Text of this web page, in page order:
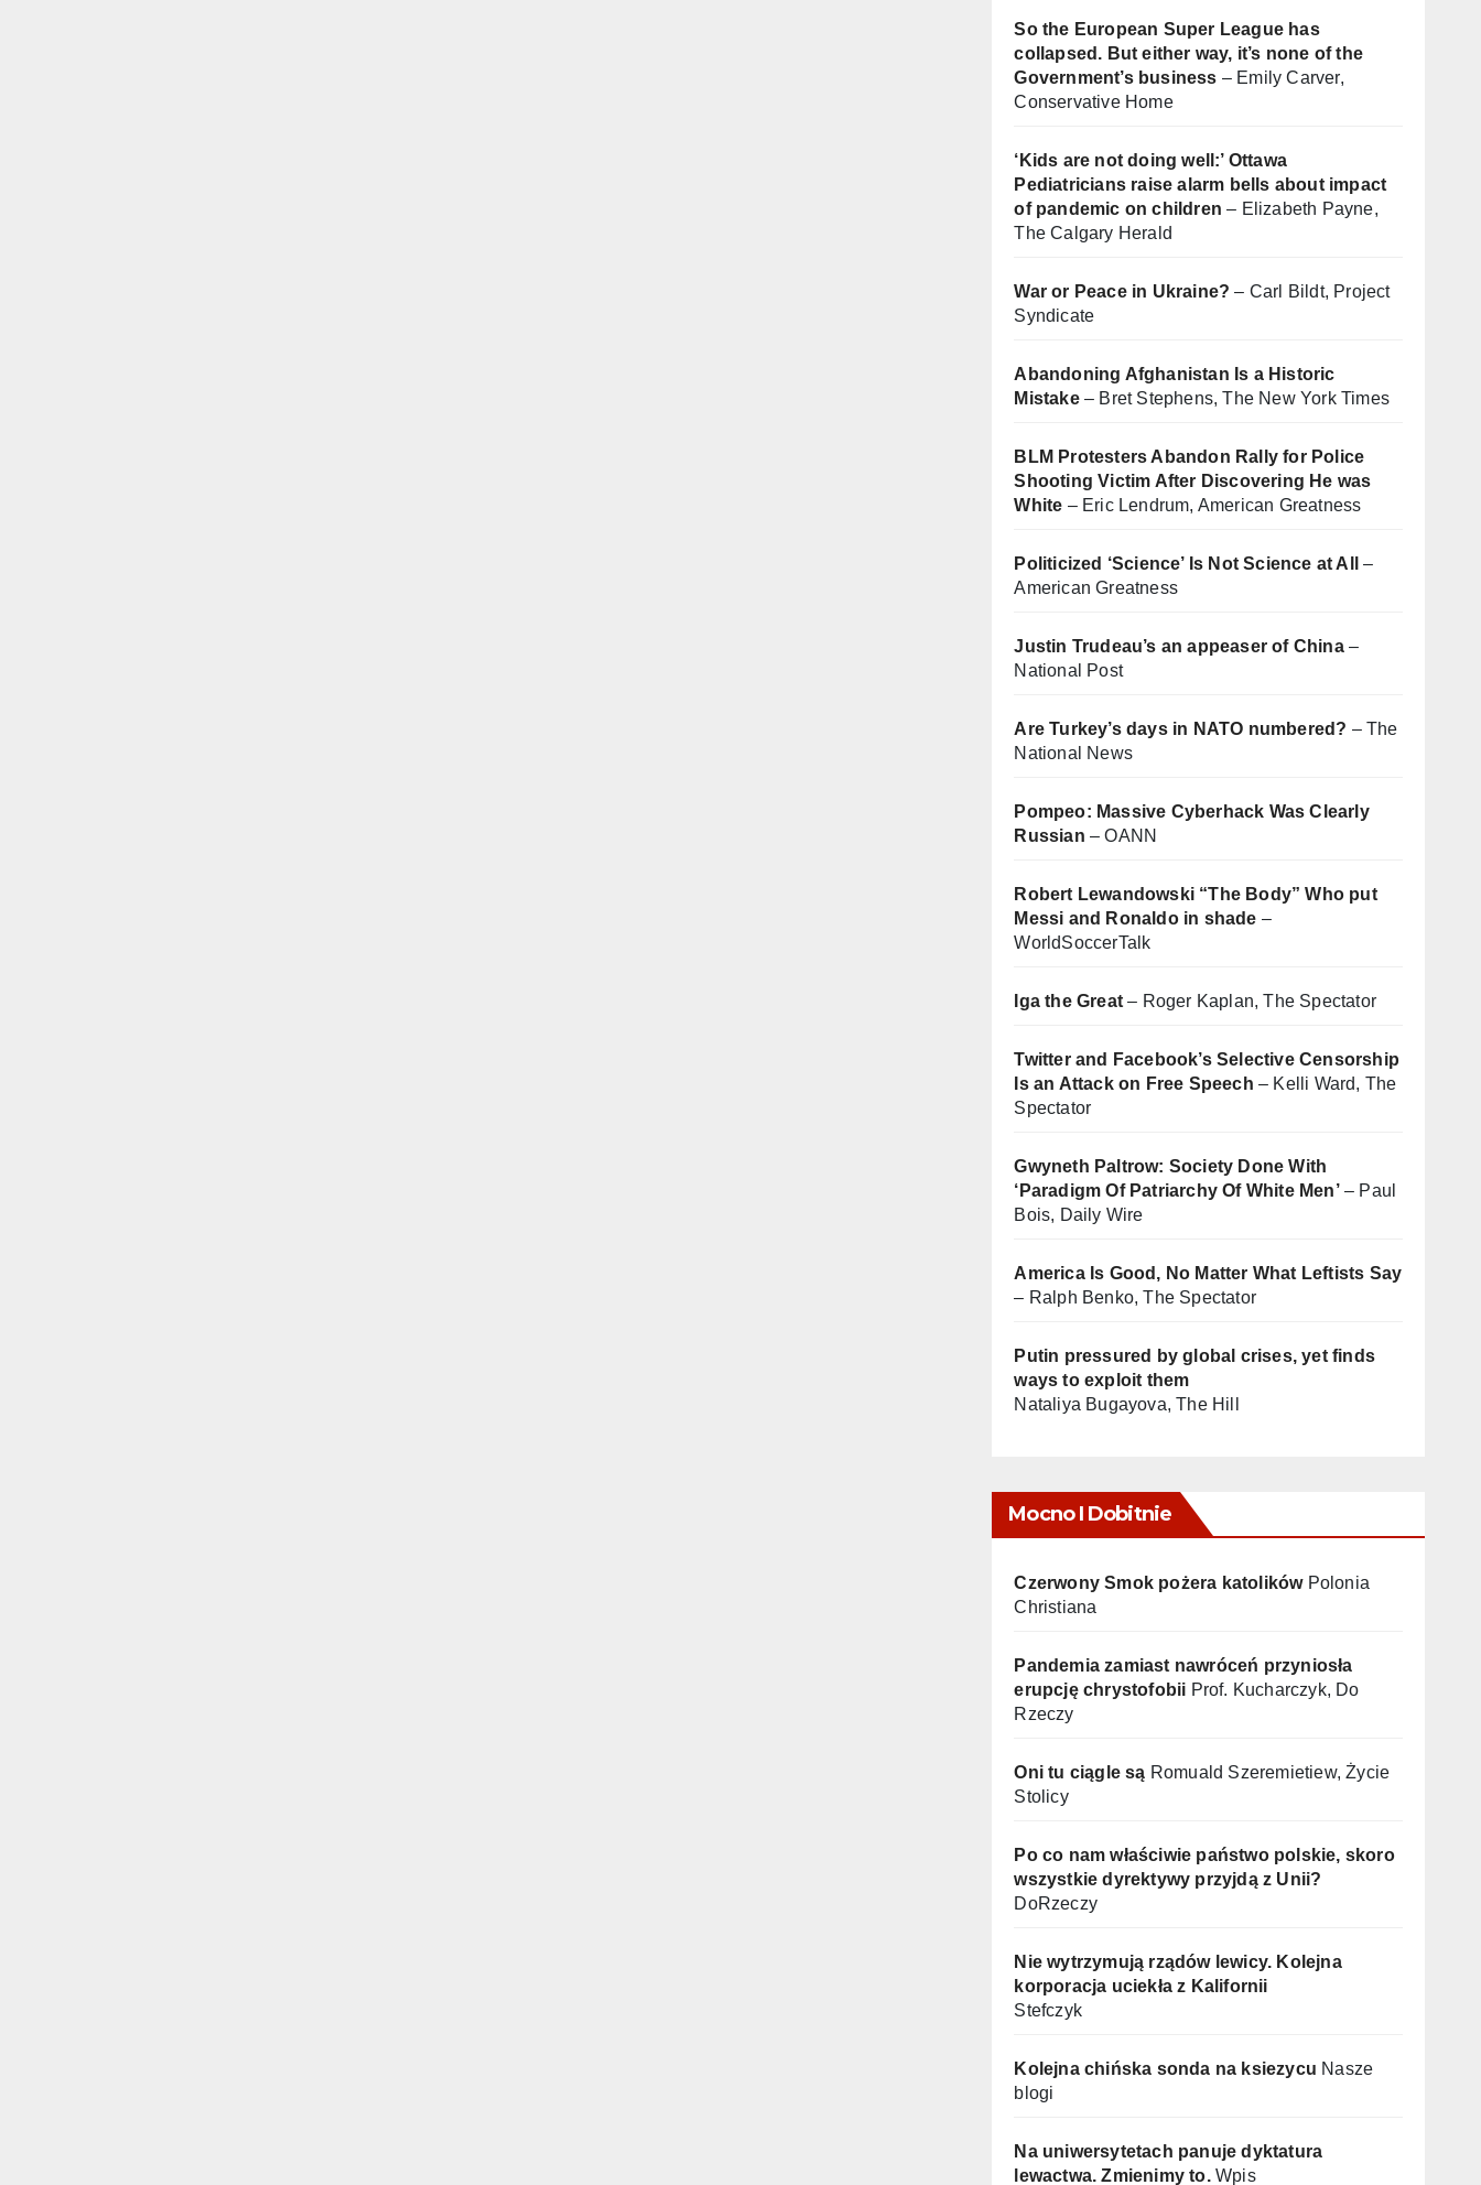
So the European Super League has
collapsed. But either way, it’s none of the
Government’s business – Emily Carver,
Conservative Home
‘Kids are not doing well:’ Ottawa
Pediatricians raise alarm bells about impact
of pandemic on children – Elizabeth Payne,
The Calgary Herald
War or Peace in Ukraine?– Carl Bildt, Project
Syndicate
Abandoning Afghanistan Is a Historic
Mistake– Bret Stephens, The New York Times
BLM Protesters Abandon Rally for Police
Shooting Victim After Discovering He was
White – Eric Lendrum, American Greatness
Politicized ‘Science’ Is Not Science at All
–
American Greatness
Justin Trudeau’s an appeaser of China–
National Post
Are Turkey’s days in NATO numbered? – The
National News
Pompeo: Massive Cyberhack Was Clearly
Russian – OANN
Robert Lewandowski “The Body” Who put
Messi and Ronaldo in shade –
WorldSoccerTalk
Iga the Great– Roger Kaplan, The Spectator
Twitter and Facebook’s Selective Censorship
Is an Attack on Free Speech – Kelli Ward, The
Spectator
Gwyneth Paltrow: Society Done With
‘Paradigm Of Patriarchy Of White Men’– Paul
Bois, Daily Wire
America Is Good, No Matter What Leftists Say
– Ralph Benko, The Spectator
Putin pressured by global crises, yet finds
ways to exploit them
Nataliya Bugayova, The Hill
Mocno I Dobitnie
Czerwony Smok pożera katolikówPolonia
Christiana
Pandemia zamiast nawróceń przyniosła
erupcję chrystofobii Prof. Kucharczyk, Do
Rzeczy
Oni tu ciągle są Romuald Szeremietiew, Życie
Stolicy
Po co nam właściwie państwo polskie, skoro
wszystkie dyrektywy przyjdą z Unii?
DoRzeczy
Nie wytrzymują rządów lewicy. Kolejna
korporacja uciekła z Kalifornii
Stefczyk
Kolejna chińska sonda na ksiezycu Nasze
blogi
Na uniwersytetach panuje dyktatura
lewactwa. Zmienimy to.Wpis